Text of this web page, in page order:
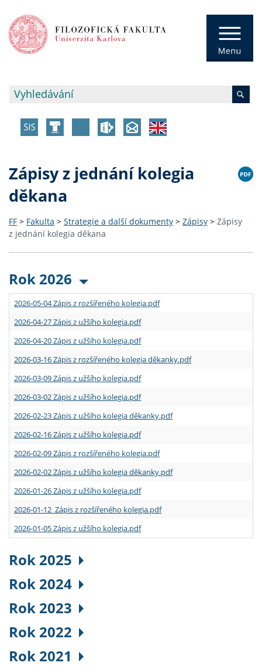
Zápisy z jednání kolegia
děkana
FF > Fakulta > Strategie a další dokumenty > Zápisy > Zápisy
z jednání kolegia děkana
Rok 2026
2026-05-04 Zápis z rozšířeného kolegia.pdf
2026-04-27 Zápis z užšího kolegia.pdf
2026-04-20 Zápis z užšího kolegia.pdf
2026-03-16 Zápis z rozšířeného kolegia děkanky.pdf
2026-03-09 Zápis z užšího kolegia.pdf
2026-03-02 Zápis z užšího kolegia.pdf
2026-02-23 Zápis z užšího kolegia děkanky.pdf
2026-02-16 Zápis z užšího kolegia.pdf
2026-02-09 Zápis z rozšířeného kolegia.pdf
2026-02-02 Zápis z užšího kolegia děkanky.pdf
2026-01-26 Zápis z užšího kolegia.pdf
2026-01-12 Zápis z rozšířeného kolegia.pdf
2026-01-05 Zápis z užšího kolegia.pdf
Rok 2025
Rok 2024
Rok 2023
Rok 2022
Rok 2021